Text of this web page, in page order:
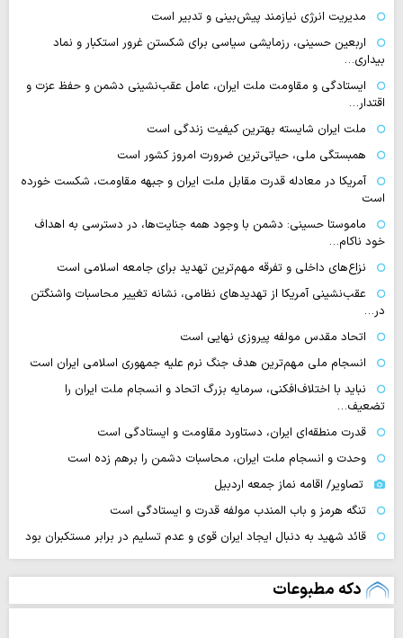
مدیریت انرژی نیازمند پیش‌بینی و تدبیر است
اربعین حسینی، رزمایشی سیاسی برای شکستن غرور استکبار و نماد
بیداری…
ایستادگی و مقاومت ملت ایران، عامل عقب‌نشینی دشمن و حفظ عزت و
اقتدار…
ملت ایران شایسته بهترین کیفیت زندگی است
همبستگی ملی، حیاتی‌ترین ضرورت امروز کشور است
آمریکا در معادله قدرت مقابل ملت ایران و جبهه مقاومت، شکست خورده
است
ماموستا حسینی: دشمن با وجود همه جنایت‌ها، در دسترسی به اهداف
خود ناکام…
نزاع‌های داخلی و تفرقه مهم‌ترین تهدید برای جامعه اسلامی است
عقب‌نشینی آمریکا از تهدیدهای نظامی، نشانه تغییر محاسبات واشنگتن
در…
اتحاد مقدس مولفه پیروزی نهایی است
انسجام ملی مهم‌ترین هدف جنگ نرم علیه جمهوری اسلامی ایران است
نباید با اختلاف‌افکنی، سرمایه بزرگ اتحاد و انسجام ملت ایران را
تضعیف…
قدرت منطقه‌ای ایران، دستاورد مقاومت و ایستادگی است
وحدت و انسجام ملت ایران، محاسبات دشمن را برهم زده است
تصاویر/ اقامه نماز جمعه اردبیل
تنگه‌ هرمز و باب المندب مولفه قدرت و ایستادگی است
قائد شهید به دنبال ایجاد ایران قوی و عدم تسلیم در برابر مستکبران بود
دکه مطبوعات